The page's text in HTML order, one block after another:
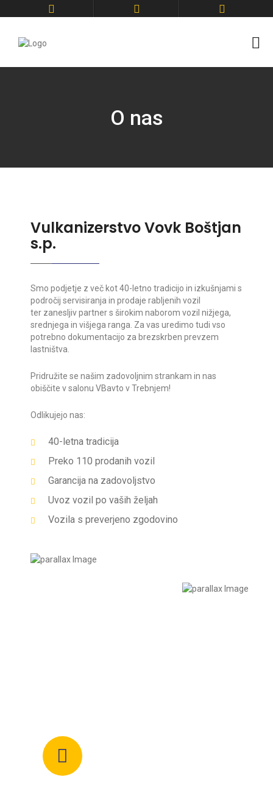
O nas
Vulkanizerstvo Vovk Boštjan
s.p.
Smo podjetje z več kot 40-letno tradicijo in izkušnjami s
področij servisiranja in prodaje rabljenih vozil
ter zanesljiv partner s širokim naborom vozil nižjega,
srednjega in višjega ranga. Za vas uredimo tudi vso
potrebno dokumentacijo za brezskrben prevzem
lastništva.
Pridružite se našim zadovoljnim strankam in nas
obiščite v salonu VBavto v Trebnjem!
Odlikujejo nas:
40-letna tradicija
Preko 110 prodanih vozil
Garancija na zadovoljstvo
Uvoz vozil po vaših željah
Vozila s preverjeno zgodovino